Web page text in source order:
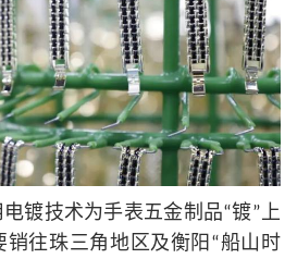
镀技术为手表五金制品“镀”上
往珠三角地区及衡阳“船山时